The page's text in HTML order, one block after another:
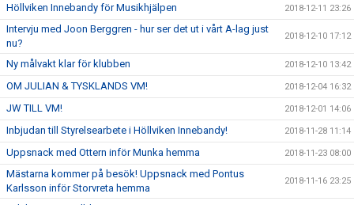
Höllviken Innebandy för Musikhjälpen 2018-12-11 23:26
Intervju med Joon Berggren - hur ser det ut i vårt A-lag just
nu?
2018-12-10 17:12
Ny målvakt klar för klubben 2018-12-10 13:42
OM JULIAN & TYSKLANDS VM! 2018-12-04 16:32
JW TILL VM! 2018-12-01 14:06
Inbjudan till Styrelsearbete i Höllviken Innebandy! 2018-11-28 11:14
Uppsnack med Ottern inför Munka hemma 2018-11-23 08:00
Mästarna kommer på besök! Uppsnack med Pontus
Karlsson inför Storvreta hemma
2018-11-16 23:25